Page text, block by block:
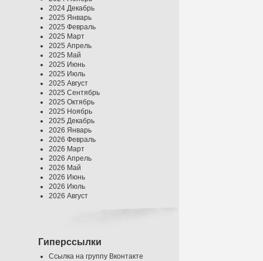
2024 Декабрь
2025 Январь
2025 Февраль
2025 Март
2025 Апрель
2025 Май
2025 Июнь
2025 Июль
2025 Август
2025 Сентябрь
2025 Октябрь
2025 Ноябрь
2025 Декабрь
2026 Январь
2026 Февраль
2026 Март
2026 Апрель
2026 Май
2026 Июнь
2026 Июль
2026 Август
Гиперссылки
Ссылка на группу Вконтакте